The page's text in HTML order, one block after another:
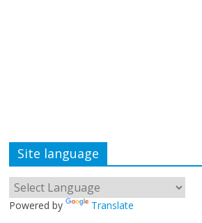
Site language
Powered by Translate